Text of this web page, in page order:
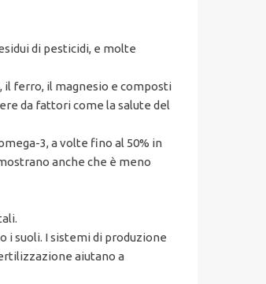
di pesticidi, e molte
il ferro, il magnesio e composti
da fattori come la salute del
3, a volte fino al 50% in
anche che è meno
i suoli. I sistemi di produzione
aiutano a